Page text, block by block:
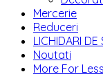
Mercerie
Reduceri
LICHIDARI DE
Noutati
More For Less